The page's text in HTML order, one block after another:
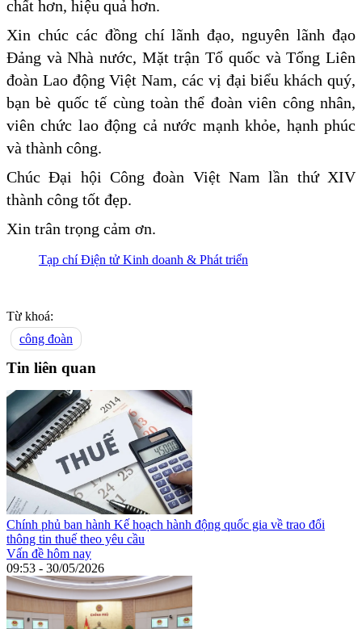
chất hơn, hiệu quả hơn.
Xin chúc các đồng chí lãnh đạo, nguyên lãnh đạo
Đảng và Nhà nước, Mặt trận Tổ quốc và Tổng Liên
đoàn Lao động Việt Nam, các vị đại biểu khách quý,
bạn bè quốc tế cùng toàn thể đoàn viên công nhân,
viên chức lao động cả nước mạnh khỏe, hạnh phúc
và thành công.
Chúc Đại hội Công đoàn Việt Nam lần thứ XIV
thành công tốt đẹp.
Xin trân trọng cảm ơn.
Tạp chí Điện tử Kinh doanh & Phát triển
Từ khoá:
công đoàn
Tin liên quan
Chính phủ ban hành Kế hoạch hành động quốc gia về trao đổi
thông tin thuế theo yêu cầu
Vấn đề hôm nay
09:53 - 30/05/2026